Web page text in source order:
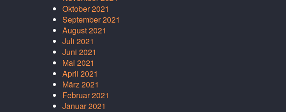
Oktober 2021
September 2021
August 2021
Juli 2021
Juni 2021
Mai 2021
April 2021
März 2021
Februar 2021
Januar 2021